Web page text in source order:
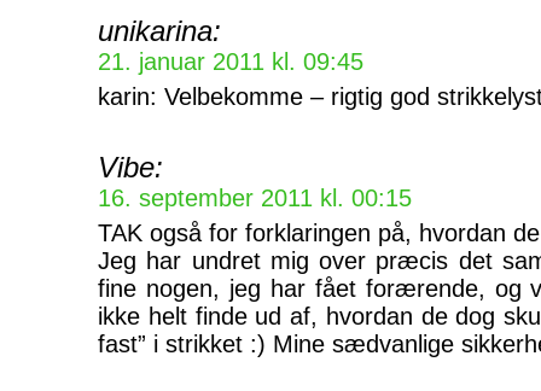
unikarina:
21. januar 2011 kl. 09:45
karin: Velbekomme – rigtig god
Vibe:
16. september 2011 kl. 00:15
TAK også for forklaringen på, hvordan
Jeg har undret mig over præcis det
fine nogen, jeg har fået forærende, og
ikke helt finde ud af, hvordan de dog
fast” i strikket :) Mine sædvanlige